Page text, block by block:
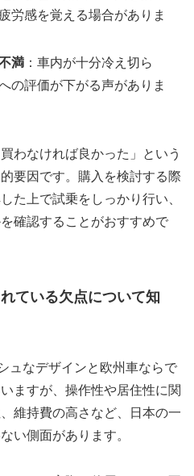
労感を覚える場合がありま
満 ：車内が十分冷え切ら
の評価が下がる声がありま
わなければ良かった」という
要因です。購入を検討する際
た上で試乗をしっかり行い、
確認することがおすすめで
ている欠点について知
ュなデザインと欧州車ならで
ますが、操作性や居住性に関
維持費の高さなど、日本の一
い側面があります。